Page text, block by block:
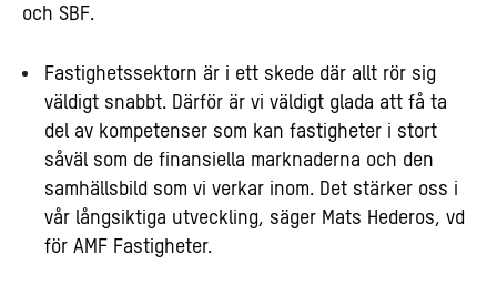
och SBF.
Fastighetssektorn är i ett skede där allt rör sig
väldigt snabbt. Därför är vi väldigt glada att få ta
del av kompetenser som kan fastigheter i stort
såväl som de finansiella marknaderna och den
samhällsbild som vi verkar inom. Det stärker oss i
vår långsiktiga utveckling, säger Mats Hederos, vd
för AMF Fastigheter.